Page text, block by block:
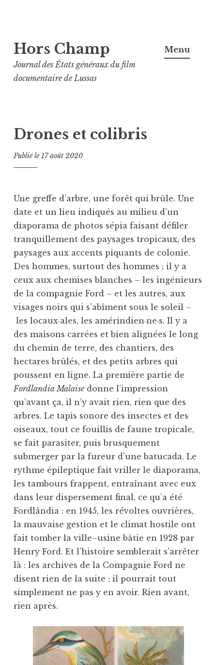
au
contenu
principal
Hors Champ
Journal des États généraux du film
documentaire de Lussas
Menu
Drones et colibris
Publié le17 août 2020
Une greffe d’arbre, une forêt qui brûle. Une
date et un lieu indiqués au milieu d’un
diaporama de photos sépia faisant défiler
tranquillement des paysages tropicaux, des
paysages aux accents piquants de colonie.
Des hommes, surtout des hommes ; il y a
ceux aux chemises blanches – les ingénieurs
de la compagnie Ford – et les autres, aux
visages noirs qui s’abîment sous le soleil –
les locaux·ales, les amérindien·ne·s. Il y a
des maisons carrées et bien alignées le long
du chemin de terre, des chantiers, des
hectares brûlés, et des petits arbres qui
poussent en ligne. La première partie de
Fordlandia Malaise donne l’impression
qu’avant ça, il n’y avait rien, rien que des
arbres. Le tapis sonore des insectes et des
oiseaux, tout ce fouillis de faune tropicale,
se fait parasiter, puis brusquement
submerger par la fureur d’une batucada. Le
rythme épileptique fait vriller le diaporama,
les tambours frappent, entraînant avec eux
dans leur dispersement final, ce qu’a été
Fordlândia : en 1945, les révoltes ouvrières,
la mauvaise gestion et le climat hostile ont
fait tomber la ville–usine bâtie en 1928 par
Henry Ford. Et l’histoire semblerait s’arrêter
là : les archives de la Compagnie Ford ne
disent rien de la suite ; il pourrait tout
simplement ne pas y en avoir. Rien avant,
rien après.